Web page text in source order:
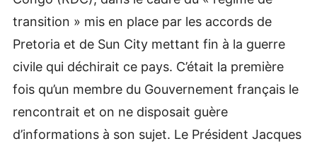
transition » mis en place par les accords de
Pretoria et de Sun City mettant fin à la guerre
civile qui déchirait ce pays. C’était la première
fois qu’un membre du Gouvernement français le
rencontrait et on ne disposait guère
d’informations à son sujet. Le Président Jacques